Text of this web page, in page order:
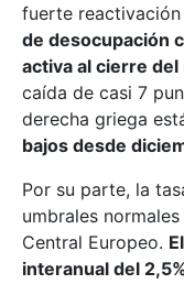
fuerte
de desocupación
activa al cierre del
caída de casi 7
derecha griega
bajos desde
Por su parte, la
umbrales
Central Europeo.
interanual del